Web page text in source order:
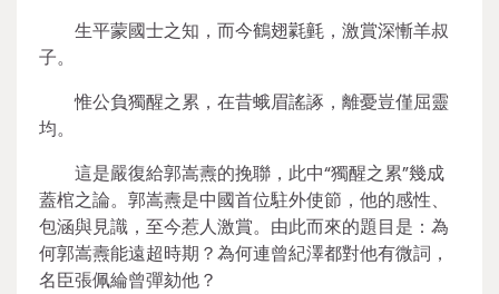
生平蒙國士之知，而今鶴翅氋氃，激賞深慚羊叔
子。
惟公負獨醒之累，在昔蛾眉謠諑，離憂豈僅屈靈
均。
這是嚴復給郭嵩燾的挽聯，此中“獨醒之累”幾成
蓋棺之論。郭嵩燾是中國首位駐外使節，他的感性、
包涵與見識，至今惹人激賞。由此而來的題目是：為
何郭嵩燾能遠超時期？為何連曾紀澤都對他有微詞，
名臣張佩綸曾彈劾他？